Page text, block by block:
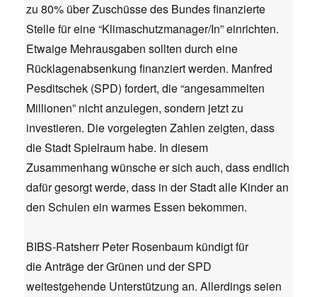
zu 80% über Zuschüsse des Bundes finanzierte
Stelle für eine “Klimaschutzmanager/In” einrichten.
Etwaige Mehrausgaben sollten durch eine
Rücklagenabsenkung finanziert werden. Manfred
Pesditschek (SPD) fordert, die “angesammelten
Millionen” nicht anzulegen, sondern jetzt zu
investieren. Die vorgelegten Zahlen zeigten, dass
die Stadt Spielraum habe. In diesem
Zusammenhang wünsche er sich auch, dass endlich
dafür gesorgt werde, dass in der Stadt alle Kinder an
den Schulen ein warmes Essen bekommen.
BIBS-Ratsherr Peter Rosenbaum kündigt für
die Anträge der Grünen und der SPD
weitestgehende Unterstützung an. Allerdings seien